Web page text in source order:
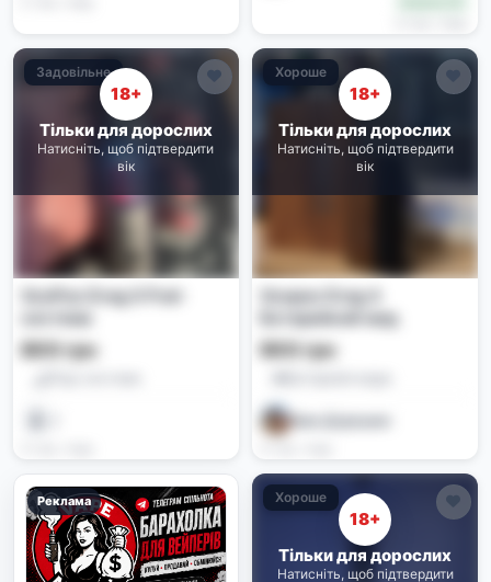
Задовільне
18+
Тільки для дорослих
Натисніть, щоб підтвердити
вік
VooPoo Drag X Pod-
800 грн
Хороше
18+
Тільки для дорослих
Натисніть, щоб підтвердити
вік
Voopoo Drag 4
Батарейний мод
900 грн
Іван Дорошин
Реклама Хороше
18+
Тільки для дорослих
Натисніть, щоб підтвердити